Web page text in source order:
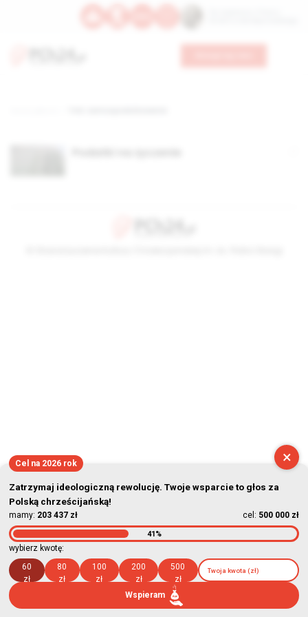
×
Cel na 2026 rok
Zatrzymaj ideologiczną rewolucję. Twoje wsparcie to głos za
Polską chrześcijańską!
mamy: 203 437 zł cel: 500 000 zł
41%
wybierz kwotę:
60
zł
80
zł
100
zł
200
zł
500
zł
Wspieram